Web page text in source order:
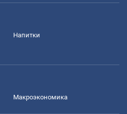
Напитки
Mакроэкономика